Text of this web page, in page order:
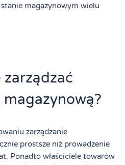
magazynowym wielu
zarządzać
zarządzanie
prostsze niż prowadzenie
Ponadto właściciele towarów